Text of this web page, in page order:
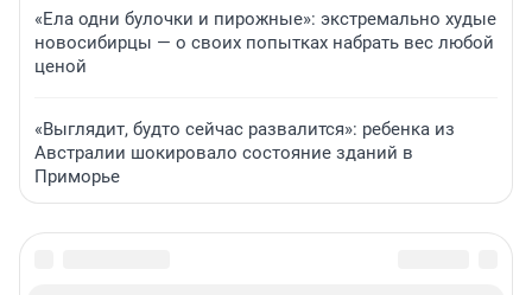
«Ела одни булочки и пирожные»: экстремально худые
новосибирцы — о своих попытках набрать вес любой
ценой
«Выглядит, будто сейчас развалится»: ребенка из
Австралии шокировало состояние зданий в
Приморье